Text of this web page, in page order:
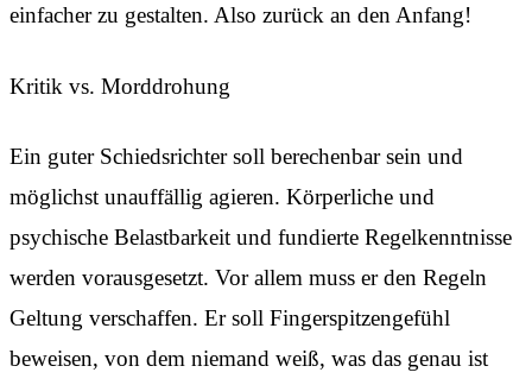
einfacher zu gestalten. Also zurück an den Anfang!
Kritik vs. Morddrohung
Ein guter Schiedsrichter soll berechenbar sein und
möglichst unauffällig agieren. Körperliche und
psychische Belastbarkeit und fundierte Regelkenntnisse
werden vorausgesetzt. Vor allem muss er den Regeln
Geltung verschaffen. Er soll Fingerspitzengefühl
beweisen, von dem niemand weiß, was das genau ist